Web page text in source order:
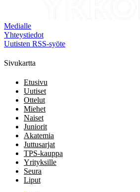
Medialle
Yhteystiedot
Uutisten RSS-syöte
Sivukartta
Etusivu
Uutiset
Ottelut
Miehet
Naiset
Juniorit
Akatemia
Juttusarjat
TPS-kauppa
Yrityksille
Seura
Liput